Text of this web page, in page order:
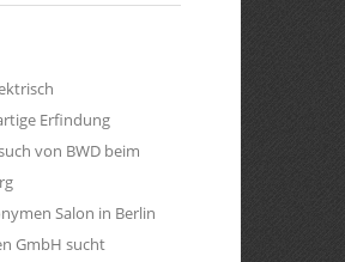
Erfindung
von BWD beim
Salon in Berlin
GmbH sucht